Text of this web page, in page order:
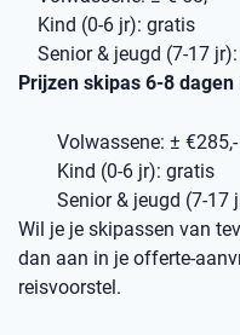
Kind (0-6 jr): gratis
Senior & jeugd (7-17
Prijzen skipas 6-8
Volwassene: ± €285,-
Kind (0-6 jr): gratis
Senior & jeugd (7-17
Wil je je skipassen van
dan aan in je offerte-
reisvoorstel.